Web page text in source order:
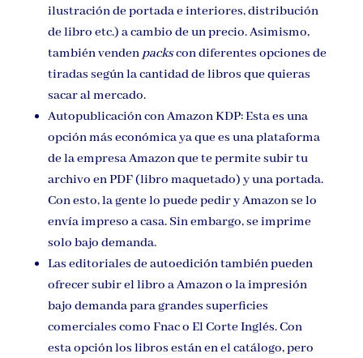
ilustración de portada e interiores, distribución
de libro etc.) a cambio de un precio. Asimismo,
también venden packscon diferentes opciones de
tiradas según la cantidad de libros que quieras
sacar al mercado.
Autopublicación con Amazon KDP: Esta es una
opción más económica ya que es una plataforma
de la empresa Amazon que te permite subir tu
archivo en PDF (libro maquetado) y una portada.
Con esto, la gente lo puede pedir y Amazon se lo
envía impreso a casa. Sin embargo, se imprime
solo bajo demanda.
Las editoriales de autoedición también pueden
ofrecer subir el libro a Amazon o la impresión
bajo demanda para grandes superficies
comerciales como Fnac o El Corte Inglés. Con
esta opción los libros están en el catálogo, pero